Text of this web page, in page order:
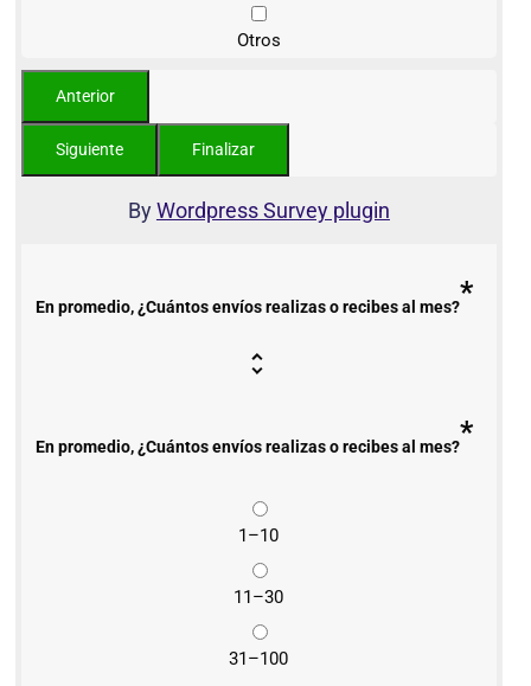
Otros
ByWordpress Survey plugin
En promedio, ¿Cuántos envíos realizas o recibes al mes?*
En promedio, ¿Cuántos envíos realizas o recibes al mes?*
1–10
11–30
31–100